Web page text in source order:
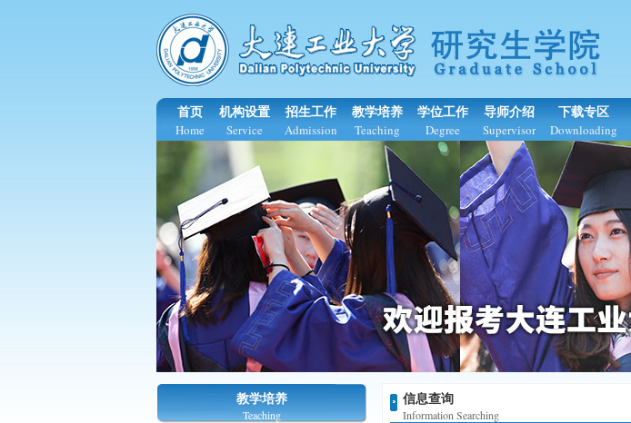
首页
Home
机构设置
Service
招生工作
Admission
教学培养
Teaching
学位工作
Degree
导师介绍
Supervisor
下载专区
Downloading
教学培养
Teaching
信息查询
Information Searching